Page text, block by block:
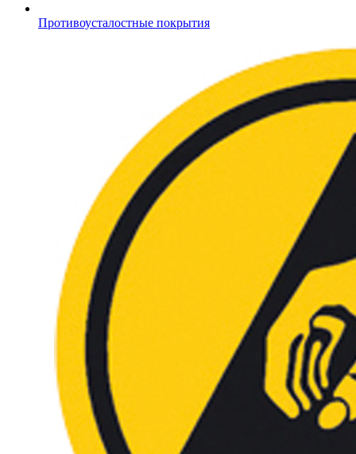
Противоусталостные покрытия